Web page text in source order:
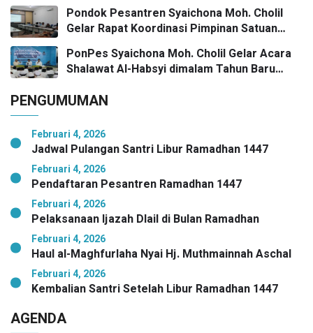
Pondok Pesantren Syaichona Moh. Cholil
Gelar Rapat Koordinasi Pimpinan Satuan
PonPes Syaichona Moh. Cholil Gelar Acara
Shalawat Al-Habsyi dimalam Tahun Baru
PENGUMUMAN
Februari 4, 2026
Jadwal Pulangan Santri Libur Ramadhan 1447
Februari 4, 2026
Pendaftaran Pesantren Ramadhan 1447
Februari 4, 2026
Pelaksanaan Ijazah Dlail di Bulan Ramadhan
Februari 4, 2026
Haul al-Maghfurlaha Nyai Hj. Muthmainnah Aschal
Februari 4, 2026
Kembalian Santri Setelah Libur Ramadhan 1447
AGENDA